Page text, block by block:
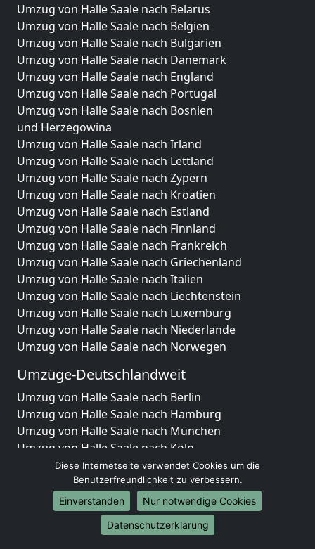
Umzug von Halle Saale nach Belarus
Umzug von Halle Saale nach Belgien
Umzug von Halle Saale nach Bulgarien
Umzug von Halle Saale nach Dänemark
Umzug von Halle Saale nach England
Umzug von Halle Saale nach Portugal
Umzug von Halle Saale nach Bosnien
und Herzegowina
Umzug von Halle Saale nach Irland
Umzug von Halle Saale nach Lettland
Umzug von Halle Saale nach Zypern
Umzug von Halle Saale nach Kroatien
Umzug von Halle Saale nach Estland
Umzug von Halle Saale nach Finnland
Umzug von Halle Saale nach Frankreich
Umzug von Halle Saale nach Griechenland
Umzug von Halle Saale nach Italien
Umzug von Halle Saale nach Liechtenstein
Umzug von Halle Saale nach Luxemburg
Umzug von Halle Saale nach Niederlande
Umzug von Halle Saale nach Norwegen
Umzüge-Deutschlandweit
Umzug von Halle Saale nach Berlin
Umzug von Halle Saale nach Hamburg
Umzug von Halle Saale nach München
Umzug von Halle Saale nach Köln
Umzug von Halle Saale nach Frankfurt am Main
Umzug von Halle Saale nach Stuttgart
Umzug von Halle Saale nach Düsseldorf
Umzug von Halle Saale nach Leipzig
Umzug von Halle Saale nach Dortmund
Diese Internetseite verwendet Cookies um die
Benutzerfreundlichkeit zu verbessern.
Einverstanden
Nur notwendige Cookies
Datenschutzerklärung